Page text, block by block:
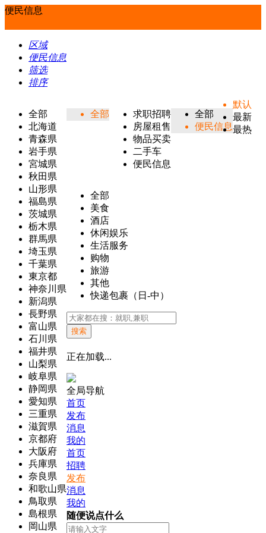
便民信息
区域
便民信息
筛选
排序
全部
北海道
青森県
岩手県
宮城県
秋田県
山形県
福島県
茨城県
栃木県
群馬県
埼玉県
千葉県
東京都
神奈川県
新潟県
長野県
富山県
石川県
福井県
山梨県
岐阜県
静岡県
愛知県
三重県
滋賀県
京都府
大阪府
兵庫県
奈良県
和歌山県
鳥取県
島根県
岡山県
全部
求职招聘
房屋租售
物品买卖
二手车
便民信息
全部
便民信息
全部
美食
酒店
休闲娱乐
生活服务
购物
旅游
其他
快递包裹（日-中）
默认
最新
最热
搜索
正在加载...
全局导航
首页
发布
消息
我的
首页
招聘
发布
消息
我的
随便说点什么